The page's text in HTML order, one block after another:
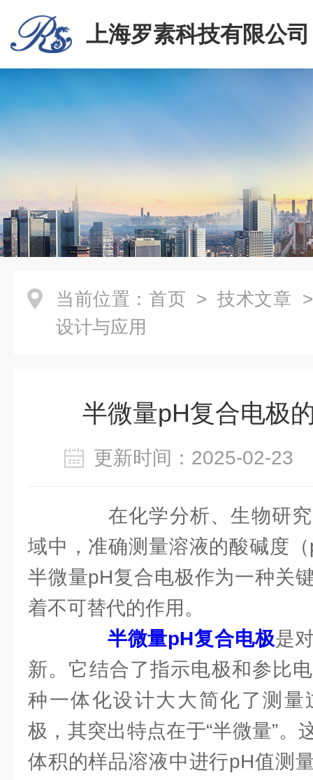
上海罗素科技有限公司
当前位置： 首页 > 技术文章
设计与应用
半微量pH复合电极
更新时间：2025-02-
在化学分析、生物研究
域中，准确测量溶液的酸碱度
半微量pH复合电极作为一种关
着不可替代的作用。
半微量pH复合电极是
新。它结合了指示电极和参比
种一体化设计大大简化了测量
极，其突出特点在于“半微量”。
体积的样品溶液中进行pH值测